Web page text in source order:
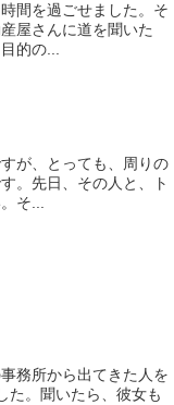
間を過ごせました。そ
屋さんに道を聞いた
的の...
が、とっても、周りの
。先日、その人と、ト
そ...
務所から出てきた人を
た。聞いたら、彼女も